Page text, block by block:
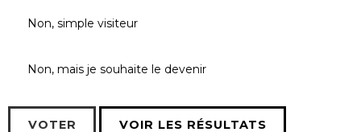
Non, simple visiteur
Non, mais je souhaite le devenir
VOTER VOIR LES RÉSULTATS